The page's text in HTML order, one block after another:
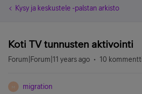
Kysy ja keskustele -palstan arkisto
Koti TV tunnusten aktivointi
Forum|Forum|11 years ago 10
M migration